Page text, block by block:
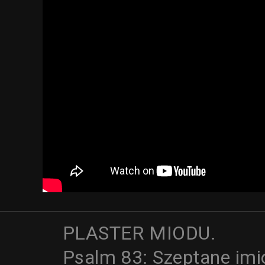
PLASTER MIODU.
Psalm 83: Szeptane